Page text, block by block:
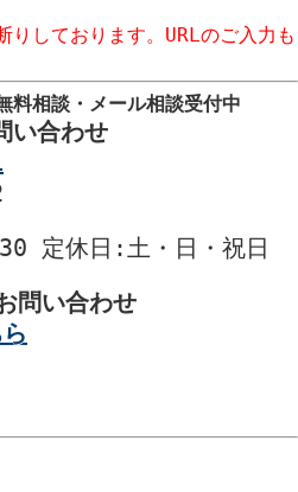
しております。URLのご入力も
料相談・メール相談受付中
い合わせ
定休日 :土・日・祝日
問い合わせ